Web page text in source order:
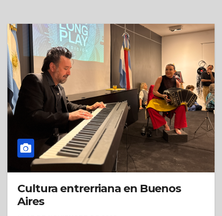
Cultura entrerriana en Buenos
Aires